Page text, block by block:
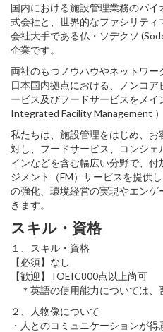
国内における施設管理業務のパ
式会社と、世界的なファシリテ
会社大手である仏・ソデクソ
企業です。
両社のもつノウハウやネットワ
日本国内拠点における、ノンコ
ービス及びフードサービスをメ
Integrated Facility Management
私たちは、施設管理をはじめ、
対し、フードサービス、コンシ
インなどを含む幅広い分野で、
ジメント（FM）サービスを提供
の強化、環境経営の実現やエン
きます。
スキル・資格
１、スキル・資格
【必須】なし
【歓迎】TOEIC800点以上尚可
＊英語の使用能力については、
２、人物像について
・人とのコミュニケーションが得